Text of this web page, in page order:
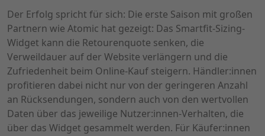
Der Erfolg spricht für sich: Die erste Saison mit großen
Partnern wie Atomic hat gezeigt: Das Smartfit-Sizing-
Widget kann die Retourenquote senken, die
Verweildauer auf der Website verlängern und die
Zufriedenheit beim Online-Kauf steigern. Händler:innen
profitieren dabei nicht nur von der geringeren Anzahl
an Rücksendungen, sondern auch von den wertvollen
Daten über das jeweilige Nutzer:innen-Verhalten, die
über das Widget gesammelt werden. Für Käufer:innen